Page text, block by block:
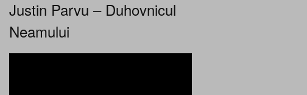
Justin Parvu – Duhovnicul
Neamului